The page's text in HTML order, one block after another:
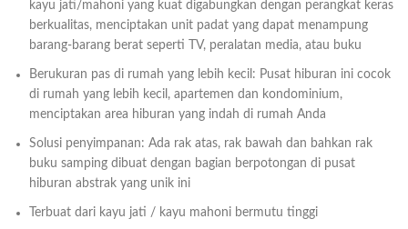
kayu jati/mahoni yang kuat digabungkan dengan perangkat keras
berkualitas, menciptakan unit padat yang dapat menampung
barang-barang berat seperti TV, peralatan media, atau buku
Berukuran pas di rumah yang lebih kecil: Pusat hiburan ini cocok
di rumah yang lebih kecil, apartemen dan kondominium,
menciptakan area hiburan yang indah di rumah Anda
Solusi penyimpanan: Ada rak atas, rak bawah dan bahkan rak
buku samping dibuat dengan bagian berpotongan di pusat
hiburan abstrak yang unik ini
Terbuat dari kayu jati / kayu mahoni bermutu tinggi